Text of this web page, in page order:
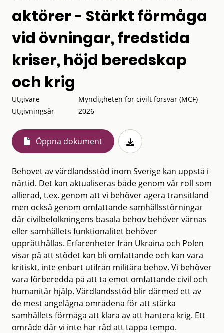
aktörer - Stärkt förmåga
vid övningar, fredstida
kriser, höjd beredskap
och krig
Utgivare
Myndigheten för civilt försvar (MCF)
Utgivningsår
2026
Öppna dokument
Behovet av värdlandsstöd inom Sverige kan uppstå i
närtid. Det kan aktualiseras både genom vår roll som
allierad, t.ex. genom att vi behöver agera transitland
men också genom omfattande samhällsstörningar
där civilbefolkningens basala behov behöver värnas
eller samhällets funktionalitet behöver
upprätthållas. Erfarenheter från Ukraina och Polen
visar på att stödet kan bli omfattande och kan vara
kritiskt, inte enbart utifrån militära behov. Vi behöver
vara förberedda på att ta emot omfattande civil och
humanitär hjälp. Värdlandsstöd blir därmed ett av
de mest angelägna områdena för att stärka
samhällets förmåga att klara av att hantera krig. Ett
område där vi inte har råd att tappa tempo.